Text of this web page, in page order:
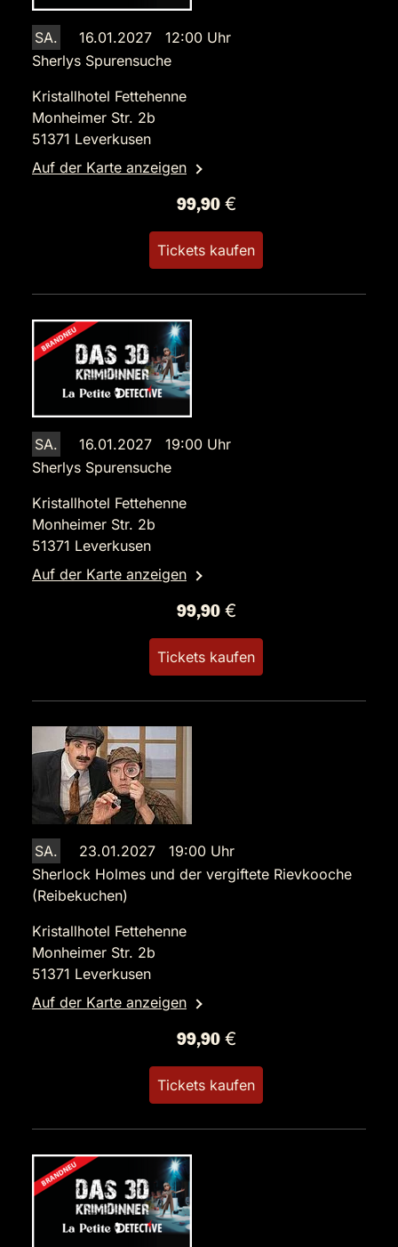
SA.
16.01.2027 12:00 Uhr
Sherlys Spurensuche
Kristallhotel Fettehenne
Monheimer Str. 2b
51371 Leverkusen
Auf der Karte anzeigen
99,90 €
Tickets kaufen
SA.
16.01.2027 19:00 Uhr
Sherlys Spurensuche
Kristallhotel Fettehenne
Monheimer Str. 2b
51371 Leverkusen
Auf der Karte anzeigen
99,90 €
Tickets kaufen
SA.
23.01.2027 19:00 Uhr
Sherlock Holmes und der vergiftete Rievkooche
(Reibekuchen)
Kristallhotel Fettehenne
Monheimer Str. 2b
51371 Leverkusen
Auf der Karte anzeigen
99,90 €
Tickets kaufen